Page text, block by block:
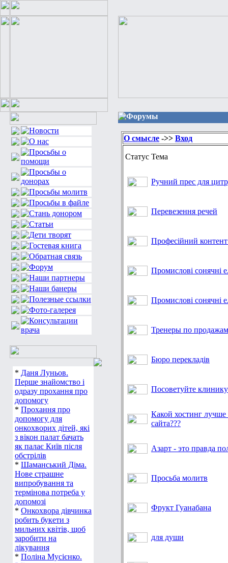
* Даня Луньов.
Перше знайомство і
одразу прохання про
допомогу
* Прохання про
допомогу для
онкохворих дітей, які
з вікон палат бачать
як палає Київ після
обстрілів
* Шаманський Діма.
Нове страшне
випробування та
термінова потреба у
допомозі
* Онкохвора дівчинка
робить букети з
мильних квітів, щоб
заробити на
лікування
* Поліна Мусієнко.
Форумы
О смысле ->> Вход
Статус Тема
Ручний прес для
Перевезення речей
Професійний контент
Промислові сонячні
Промислові сонячні
Тренеры по продажам
Бюро перекладів
Посоветуйте клинику
Какой хостинг лучше
сайта???
Азарт - это правда
Просьба молитв
Фрукт Гуанабана
для души